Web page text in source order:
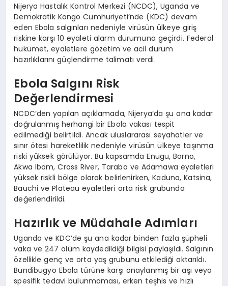
Nijerya Hastalık Kontrol Merkezi (NCDC), Uganda ve
Demokratik Kongo Cumhuriyeti’nde (KDC) devam
eden Ebola salgınları nedeniyle virüsün ülkeye giriş
riskine karşı 10 eyaleti alarm durumuna geçirdi. Federal
hükümet, eyaletlere gözetim ve acil durum
hazırlıklarını güçlendirme talimatı verdi.
Ebola Salgını Risk
Değerlendirmesi
NCDC’den yapılan açıklamada, Nijerya’da şu ana kadar
doğrulanmış herhangi bir Ebola vakası tespit
edilmediği belirtildi. Ancak uluslararası seyahatler ve
sınır ötesi hareketlilik nedeniyle virüsün ülkeye taşınma
riski yüksek görülüyor. Bu kapsamda Enugu, Borno,
Akwa Ibom, Cross River, Taraba ve Adamawa eyaletleri
yüksek riskli bölge olarak belirlenirken, Kaduna, Katsina,
Bauchi ve Plateau eyaletleri orta risk grubunda
değerlendirildi.
Hazırlık ve Müdahale Adımları
Uganda ve KDC’de şu ana kadar binden fazla şüpheli
vaka ve 247 ölüm kaydedildiği bilgisi paylaşıldı. Salgının
özellikle genç ve orta yaş grubunu etkilediği aktarıldı.
Bundibugyo Ebola türüne karşı onaylanmış bir aşı veya
spesifik tedavi bulunmaması, erken teşhis ve hızlı